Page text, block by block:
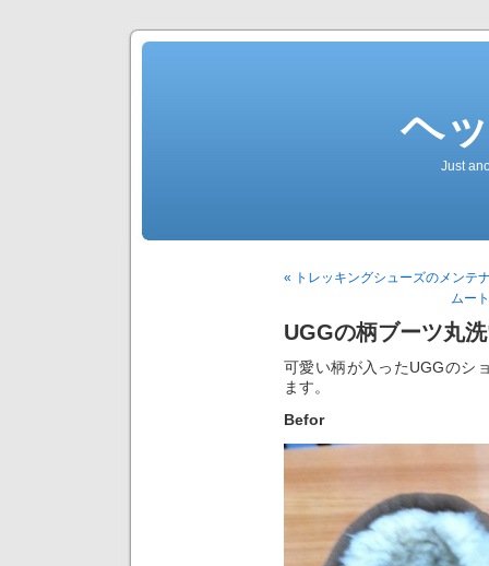
ヘ
Just
« トレッキングシューズのメンテ
ムー
UGGの柄ブーツ丸
可愛い柄が入ったUGGのシ
ます。
Befor